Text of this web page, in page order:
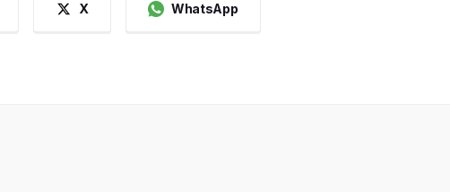
X WhatsApp